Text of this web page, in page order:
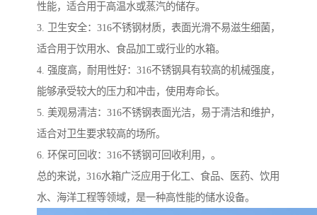
性能，适合用于高温水或蒸汽的储存。
3. 卫生安全：316不锈钢材质，表面光滑不易滋生细菌，
适合用于饮用水、食品加工或行业的水箱。
4. 强度高，耐用性好：316不锈钢具有较高的机械强度，
能够承受较大的压力和冲击，使用寿命长。
5. 美观易清洁：316不锈钢表面光洁，易于清洁和维护，
适合对卫生要求较高的场所。
6. 环保可回收：316不锈钢可回收利用，。
总的来说，316水箱广泛应用于化工、食品、医药、饮用
水、海洋工程等领域，是一种高性能的储水设备。